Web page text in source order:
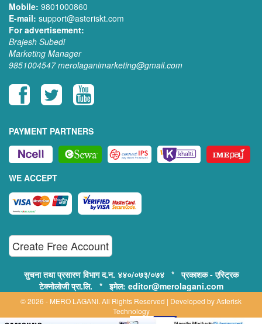
Mobile: 9801000860
E-mail: support@asteriskt.com
For advertisement:
Brajesh Subedi
Marketing Manager
9851004547 merolaganimarketing@gmail.com
PAYMENT PARTNERS
WE ACCEPT
Create Free Account
सुचना तथा प्रसारण विभाग द.न. ४४०/०७३/०७४ * प्रकाशक - एस्ट्रिक
टेक्नोलोजी प्रा.लि. * इमेल: editor@merolagani.com
© 2026 - MERO LAGANI. All Rights Reserved | Developed byAsterisk
Technology